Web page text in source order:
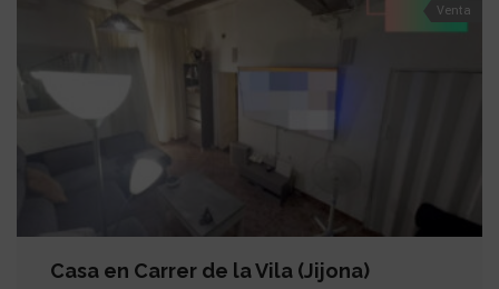
Venta
Casa en Carrer de la Vila (Jijona)